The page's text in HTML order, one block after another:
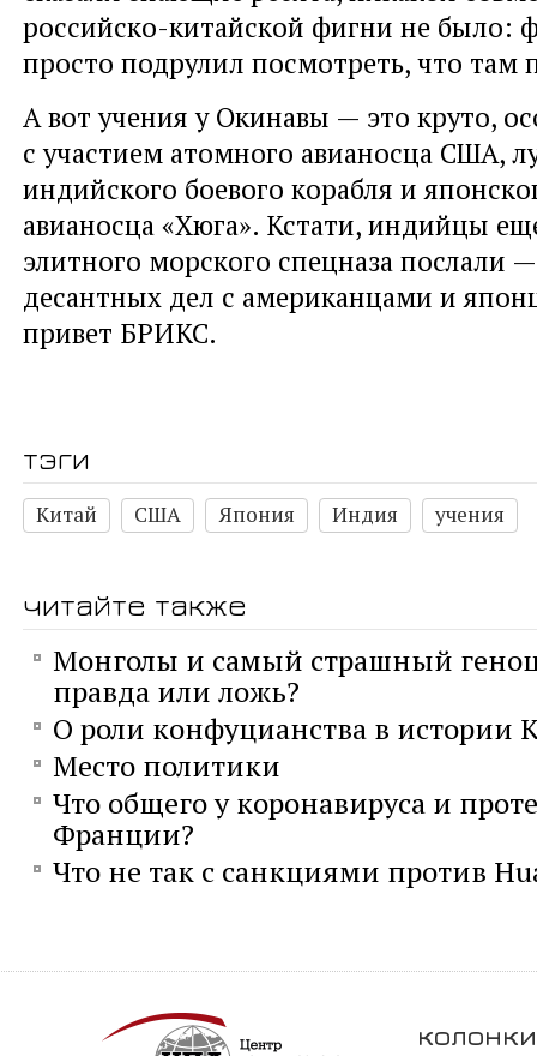
российско-китайской фигни не было:
просто подрулил посмотреть, что там
А вот учения у Окинавы — это круто,
с участием атомного авианосца США,
индийского боевого корабля и
авианосца «Хюга». Кстати, индийцы
элитного морского спецназа послали
десантных дел с американцами и
привет БРИКС.
тэги
Китай США Япония Индия учения
читайте также
Монголы и самый страшный
правда или ложь?
О роли конфуцианства в истории
Место политики
Что общего у коронавируса и
Франции?
Что не так с санкциями против
колонки